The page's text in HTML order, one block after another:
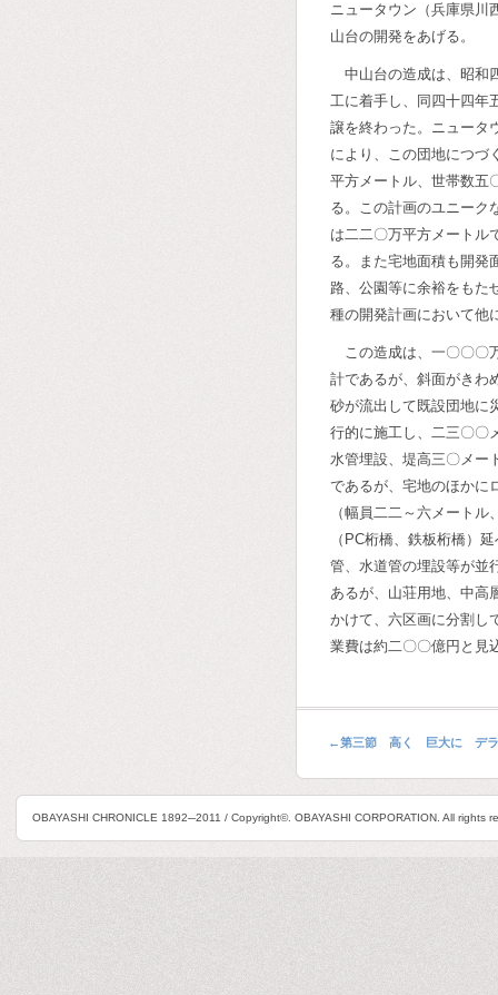
ニュータウン（兵庫県川
山台の開発をあげる。
中山台の造成は、昭和
工に着手し、同四十四年
譲を終わった。ニュータ
により、この団地につづ
平方メートル、世帯数五
る。この計画のユニーク
は二二〇万平方メートル
る。また宅地面積も開発
路、公園等に余裕をもた
種の開発計画において他
この造成は、一〇〇〇
計であるが、斜面がきわ
砂が流出して既設団地に
行的に施工し、二三〇〇
水管埋設、堤高三〇メー
であるが、宅地のほかに
（幅員二二～六メート
（PC桁橋、鉄板桁橋）
管、水道管の埋設等が並
あるが、山荘用地、中高
かけて、六区画に分割し
業費は約二〇〇億円と見
←第三節 高く 巨大に デ
OBAYASHI CHRONICLE 1892─2011 / Copyright©. OBAYASHI CORPORATION. All rights